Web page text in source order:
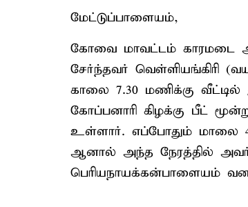
மேட்டுப்பாளையம்,
கோவை மாவட்டம் காரமடை
சேர்ந்தவர் வெள்ளியங்கிரி
காலை 7.30 மணிக்கு வீட்டில்
கோப்பனாரி கிழக்கு பீட்
உள்ளார். எப்போதும் மாலை 4
ஆனால் அந்த நேரத்தில் அவர்
பெரியநாயக்கன்பாளையம்